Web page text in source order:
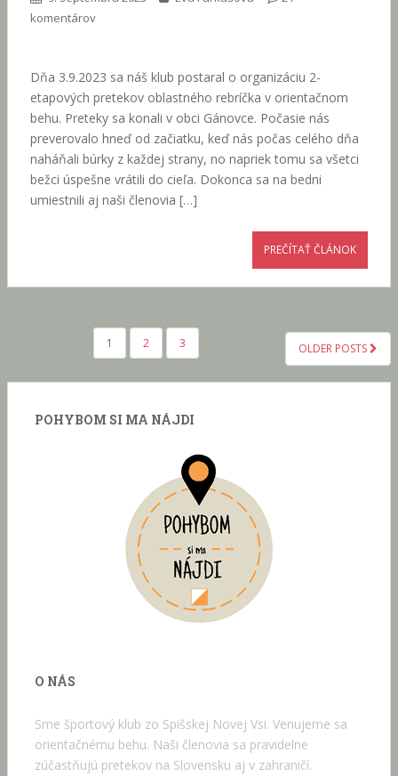
komentárov
Dňa 3.9.2023 sa náš klub postaral o organizáciu 2-
etapových pretekov oblastného rebríčka v orientačnom
behu. Preteky sa konali v obci Gánovce. Počasie nás
preverovalo hneď od začiatku, keď nás počas celého dňa
naháňali búrky z každej strany, no napriek tomu sa všetci
bežci úspešne vrátili do cieľa. Dokonca sa na bedni
umiestnili aj naši členovia […]
PREČÍTAŤ ČLÁNOK
NAVIGÁCIA V ČLÁNKOCH
1 2 3 OLDER POSTS
POHYBOM SI MA NÁJDI
O NÁS
Sme športový klub zo Spišskej Novej Vsi. Venujeme sa
orientačnému behu. Naši členovia sa pravidelne
zúčastňujú pretekov na Slovensku aj v zahraničí.